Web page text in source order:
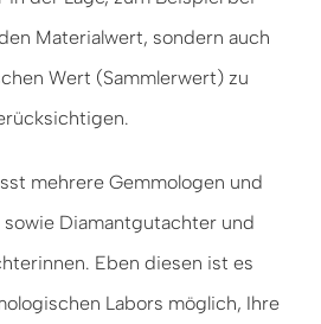
Materialwert, sondern auch
Wert (Sammlerwert) zu
mehrere Gemmologen und
Diamantgutachter und
Eben diesen ist es
Labors möglich, Ihre